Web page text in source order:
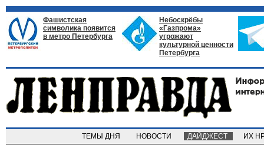
Фашистская
символика появится
в метро Петербурга
Небоскрёбы
«Газпрома»
угрожают
культурной ценности
Петербурга
ТЕМЫ ДНЯ НОВОСТИ ДАЙДЖЕСТ ИХ